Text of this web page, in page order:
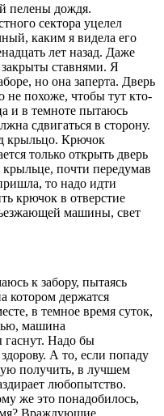
пелены дождя.
сектора уцелел
каким я видела его
лет назад. Даже
ставнями. Я
но она заперта. Дверь
похоже, чтобы тут кто-
и в темноте пытаюсь
сдвигаться в сторону.
крыльцо. Крючок
только открыть дверь
почти передумав
то надо идти
крючок в отверстие
машины, свет
к забору, пытаясь
котором держатся
в темное время суток,
машина
гаснут. Надо бы
А то, если попаду
получить, в лучшем
любопытство.
же это понадобилось,
Враждующие